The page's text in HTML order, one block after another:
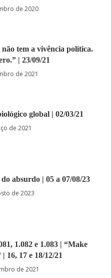
de 2020
tem a vivência política.
| 23/09/21
de 2021
global | 02/03/21
de 2021
absurdo | 05 a 07/08/23
de 2023
1.082 e 1.083 | “Make
16, 17 e 18/12/21
de 2021